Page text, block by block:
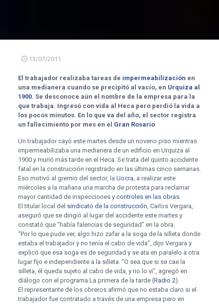
13/07/2011
El trabajador realizaba tareas de impermeabilización en
una medianera cuando se precipitó al vacío, en Urquiza al
1900. Se desconoce aún el nombre de la empresa para la
que trabaja. Ingresó con vida al Heca pero perdió la vida a
los pocos minutos. En lo que va del año, el sector registra
un fallecimiento por mes en el Gran Rosario
Un trabajador cayó este martes desde un noveno piso mientras
impermeabilizaba una medianera de un edificio en Urquiza al
1900 y murió más tarde en el Heca. Se trata del quinto accidente
fatal en la construcción registrado en las últimas cinco semanas.
Eso motivó al gremio del sector, la Uocra, a realizar este
miércoles a la mañana una marcha de protesta para reclamar
mayor cantidad de inspecciones y controles en las obras.
El titular local del sindicato de la construcción, Carlos Vergara,
aseguró que se dirigió al lugar del accidente este martes y
constató que “había falencias de seguridad” en la obra.
“Por lo que pude ver, algo hizo zafar a la soga de la silleta donde
estaba el trabajador y no tenía el cabo de vida”, dijo Vergara y
explicó que esa soga es de seguridad y se ata en paralelo a otra
lugar fijo e independiente a la silleta. “O sea que si se cae la
silleta, él queda sujeto al cabo de vida, y no lo vi”, agregó en
diálogo con el programa La primera de la tarde (Radio 2).
El representante de los obreros afirmó que no estaba claro si el
trabajador fue contratado a través de una empresa pero en